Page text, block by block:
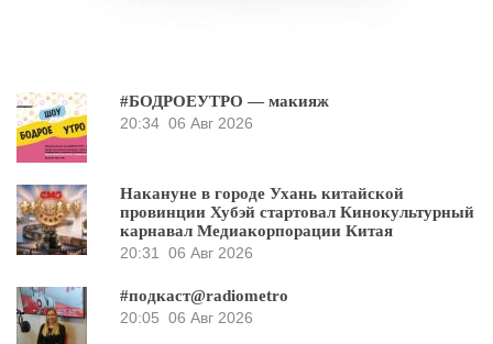
#БОДРОЕУТРО — макияж
20:34 06 Авг 2026
Накануне в городе Ухань китайской
провинции Хубэй стартовал Кинокультурный
карнавал Медиакорпорации Китая
20:31 06 Авг 2026
#подкаст@radiometro
20:05 06 Авг 2026